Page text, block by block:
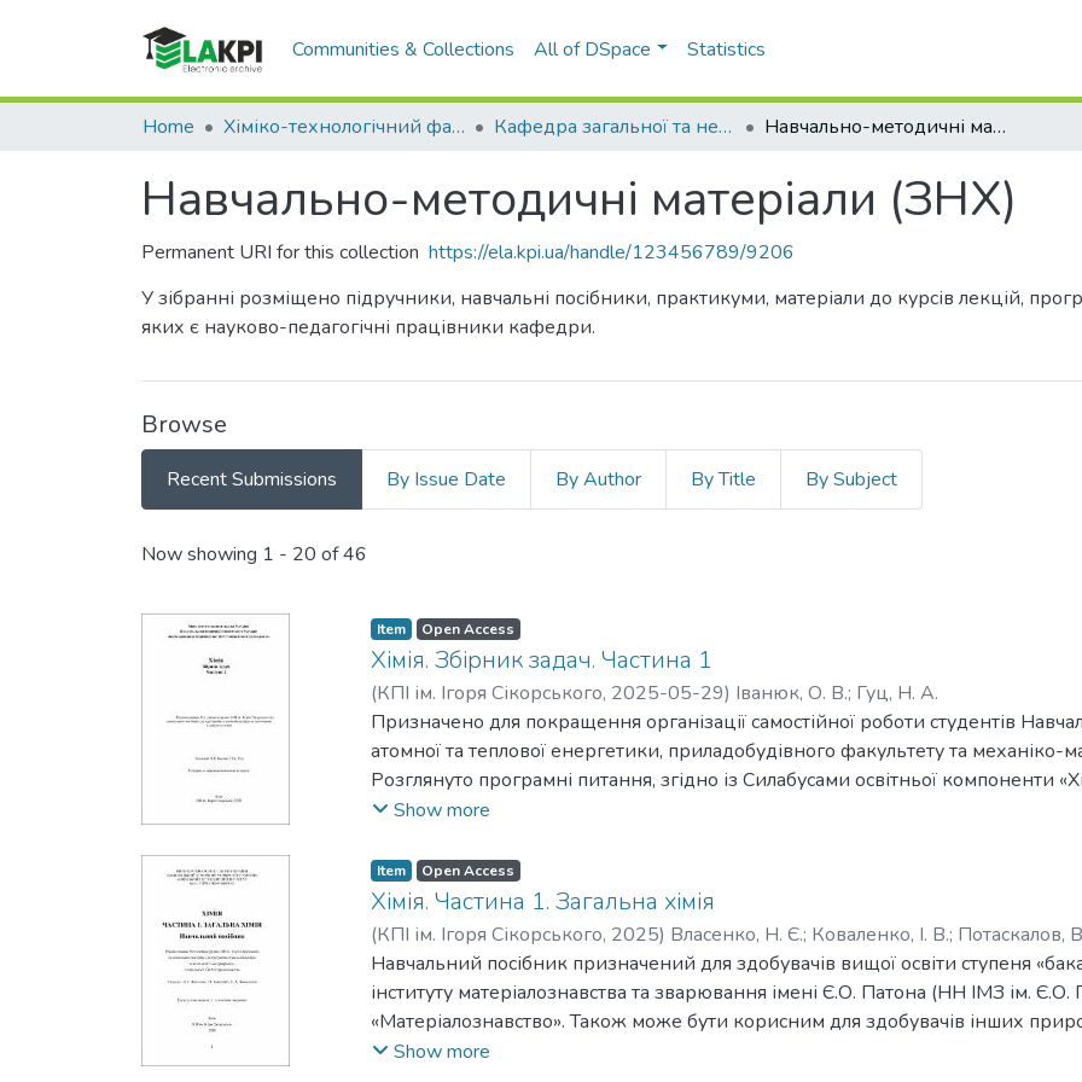
Communities & Collections All of DSpace Statistics
Home Хіміко-технологічний факультет (ХТФ) Кафедра загальної та неорганічної хімії (ЗНХ) Навчально-методичні матеріали (ЗНХ)
Навчально-методичні матеріали (ЗНХ)
Permanent URI for this collection https://ela.kpi.ua/handle/123456789/9206
У зібранні розміщено підручники, навчальні посібники, практикуми, матеріали до курсів лекцій,
яких є науково-педагогічні працівники кафедри.
Browse
Recent Submissions By Issue Date By Author By Title By Subject
Recent Submissions
Now showing 1 - 20 of 46
Item Open Access
Хімія. Збірник задач. Частина 1
(КПІ ім. Ігоря Сікорського, 2025-05-29) Іванюк, О. В.; Гуц, Н. А.
Призначено для покращення організації самостійної роботи студентів
атомної та теплової енергетики, приладобудівного факультету та механіко-
Розглянуто програмні питання, згідно із Силабусами освітньої компоненти
матеріал з тем основні поняття і закони хімії, будови атома та речовини,
задач та завдання для індивідуальної роботи студентів.
Навчальний посібник призначений для здобувачів ступеня бакалавра
Енерговиробництво (за спеціалізацією), G6 Інформаційно-вимірювальні
механіка.
Show more
Item Open Access
Хімія. Частина 1. Загальна хімія
(КПІ ім. Ігоря Сікорського, 2025) Власенко, Н. Є.; Коваленко, І. В.; Потаскалов,
Навчальний посібник призначений для здобувачів вищої освіти ступеня
інституту матеріалознавства та зварювання імені Є.О. Патона (НН ІМЗ ім.
«Матеріалознавство». Також може бути корисним для здобувачів інших
технічного спрямування.
Show more